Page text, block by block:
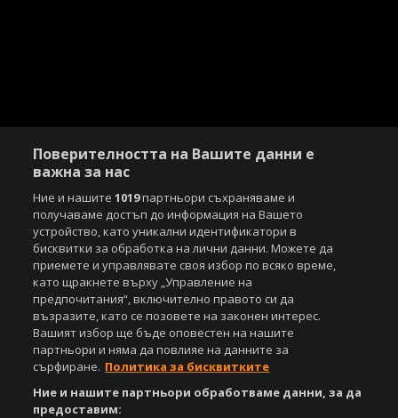
Copyright © 2007-2026 Агенция Спортал. Всички права запазени.
Този уебсайт е собственост наSportal Media Group
За нас Екип За рекламa
Общи условия
Етични правила на НСС
Лични данни
Управление на предпочитания
Поверителността на Вашите данни е
важна за нас
Ние и нашите1019партньори съхраняваме и
получаваме достъп до информация на Вашето
устройство, като уникални идентификатори в
бисквитки за обработка на лични данни. Можете да
приемете и управлявате своя избор по всяко време,
като щракнете върху „Управление на
предпочитания“, включително правото си да
възразите, като се позовете на законен интерес.
Вашият избор ще бъде оповестен на нашите
партньори и няма да повлияе на данните за
сърфиране. Политика за бисквитките
Ние и нашите партньори обработваме данни, за да
предоставим: